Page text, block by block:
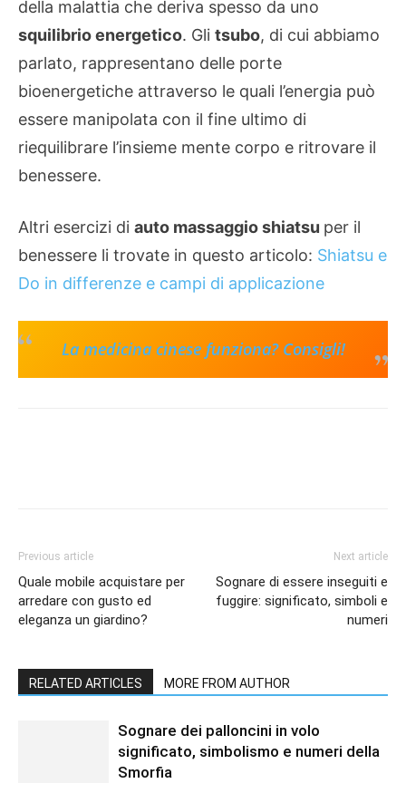
della malattia che deriva spesso da uno
squilibrio energetico. Gli tsubo, di cui abbiamo
parlato, rappresentano delle porte
bioenergetiche attraverso le quali l’energia può
essere manipolata con il fine ultimo di
riequilibrare l’insieme mente corpo e ritrovare il
benessere.
Altri esercizi di auto massaggio shiatsu per il
benessere li trovate in questo articolo: Shiatsu e
Do in differenze e campi di applicazione
La medicina cinese funziona? Consigli!
Previous article
Quale mobile acquistare per
arredare con gusto ed
eleganza un giardino?
Next article
Sognare di essere inseguiti e
fuggire: significato, simboli e
numeri
RELATED ARTICLES MORE FROM AUTHOR
Sognare dei palloncini in volo
significato, simbolismo e numeri della
Smorfia